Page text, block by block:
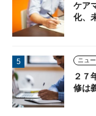
ケア
化、
ニュ
２７
修は